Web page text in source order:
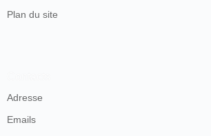
Plan du site
Adresse
Emails